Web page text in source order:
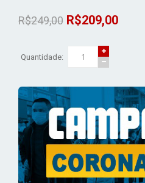
R$249,00 R$209,00
Quantidade: